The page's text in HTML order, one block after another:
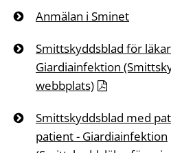
Anmälan i Sminet
Smittskyddsblad för
Giardiainfektion
webbplats)
Smittskyddsblad med
patient- Giardiainfektion